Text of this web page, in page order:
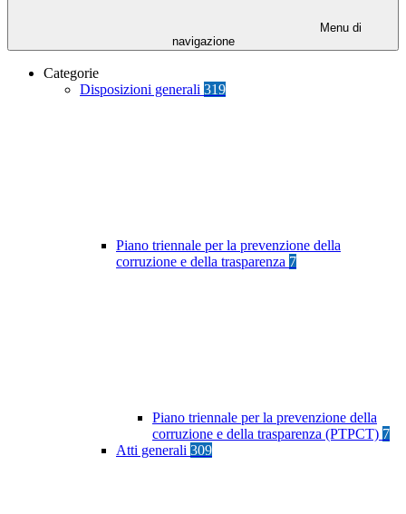
Menu di
navigazione
Categorie
Disposizioni generali 319
Piano triennale per la prevenzione della
corruzione e della trasparenza 7
Piano triennale per la prevenzione della
corruzione e della trasparenza (PTPCT) 7
Atti generali 309